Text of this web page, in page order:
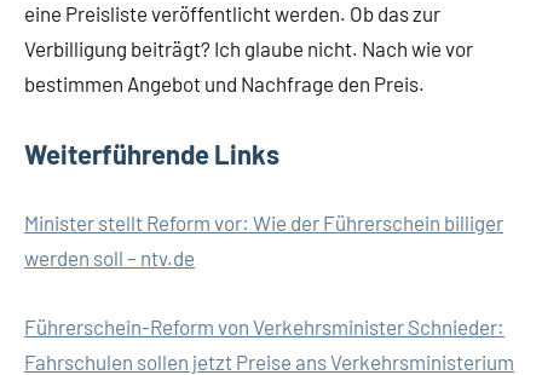
eine Preisliste veröffentlicht werden. Ob das zur
Verbilligung beiträgt? Ich glaube nicht. Nach wie vor
bestimmen Angebot und Nachfrage den Preis.
Weiterführende Links
Minister stellt Reform vor: Wie der Führerschein billiger
werden soll – ntv.de
Führerschein-Reform von Verkehrsminister Schnieder:
Fahrschulen sollen jetzt Preise ans Verkehrsministerium